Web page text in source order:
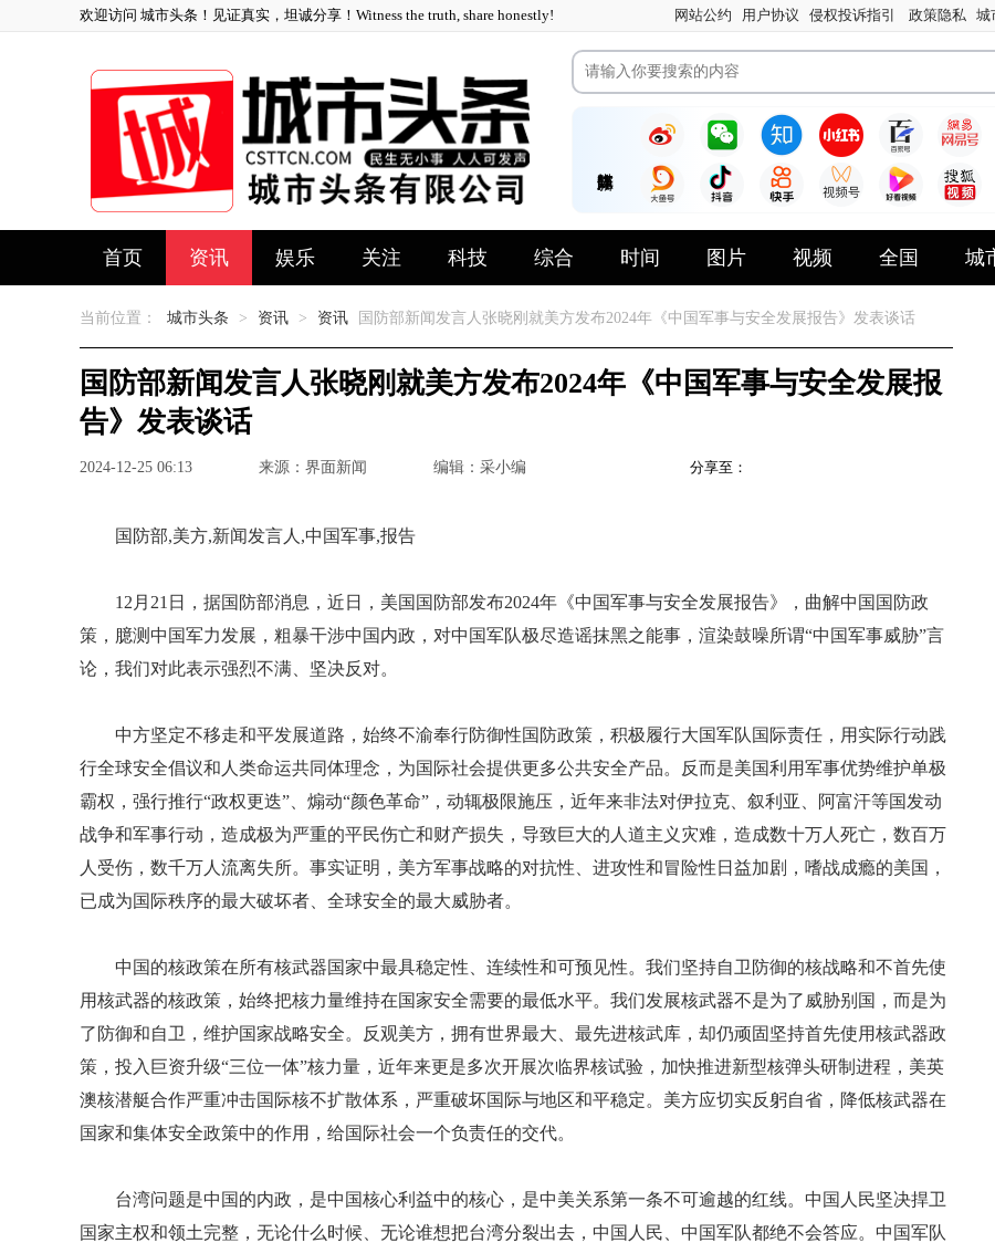
欢迎访问 城市头条！见证真实，坦诚分享！Witness the truth, share honestly! 网站公约 用户协议 侵权投诉指引 政策隐私 城
首页 资讯 娱乐 关注 科技 综合 时间 图片 视频 全国 城
当前位置： 城市头条 > 资讯 > 资讯 国防部新闻发言人张晓刚就美方发布2024年《中国军事与安全发展报告》发表谈话
国防部新闻发言人张晓刚就美方发布2024年《中国军事与安全发展报
告》发表谈话
2024-12-25 06:13 来源：界面新闻 编辑：采小编 分享至：
国防部,美方,新闻发言人,中国军事,报告
12月21日，据国防部消息，近日，美国国防部发布2024年《中国军事与安全发展报告》，曲解中国国防政
策，臆测中国军力发展，粗暴干涉中国内政，对中国军队极尽造谣抹黑之能事，渲染鼓噪所谓“中国军事威胁”言
论，我们对此表示强烈不满、坚决反对。
中方坚定不移走和平发展道路，始终不渝奉行防御性国防政策，积极履行大国军队国际责任，用实际行动践
行全球安全倡议和人类命运共同体理念，为国际社会提供更多公共安全产品。反而是美国利用军事优势维护单极
霸权，强行推行“政权更迭”、煽动“颜色革命”，动辄极限施压，近年来非法对伊拉克、叙利亚、阿富汗等国发动
战争和军事行动，造成极为严重的平民伤亡和财产损失，导致巨大的人道主义灾难，造成数十万人死亡，数百万
人受伤，数千万人流离失所。事实证明，美方军事战略的对抗性、进攻性和冒险性日益加剧，嗜战成瘾的美国，
已成为国际秩序的最大破坏者、全球安全的最大威胁者。
中国的核政策在所有核武器国家中最具稳定性、连续性和可预见性。我们坚持自卫防御的核战略和不首先使
用核武器的核政策，始终把核力量维持在国家安全需要的最低水平。我们发展核武器不是为了威胁别国，而是为
了防御和自卫，维护国家战略安全。反观美方，拥有世界最大、最先进核武库，却仍顽固坚持首先使用核武器政
策，投入巨资升级“三位一体”核力量，近年来更是多次开展次临界核试验，加快推进新型核弹头研制进程，美英
澳核潜艇合作严重冲击国际核不扩散体系，严重破坏国际与地区和平稳定。美方应切实反躬自省，降低核武器在
国家和集体安全政策中的作用，给国际社会一个负责任的交代。
台湾问题是中国的内政，是中国核心利益中的核心，是中美关系第一条不可逾越的红线。中国人民坚决捍卫
国家主权和领土完整，无论什么时候、无论谁想把台湾分裂出去，中国人民、中国军队都绝不会答应。中国军队